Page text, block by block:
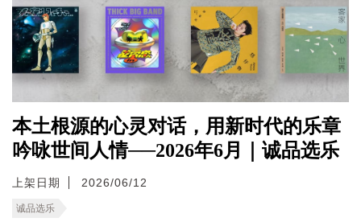
本土根源的心灵对话，用新时代的乐章
吟咏世间人情──2026年6月｜诚品选乐
上架日期 2026/06/12
诚品选乐